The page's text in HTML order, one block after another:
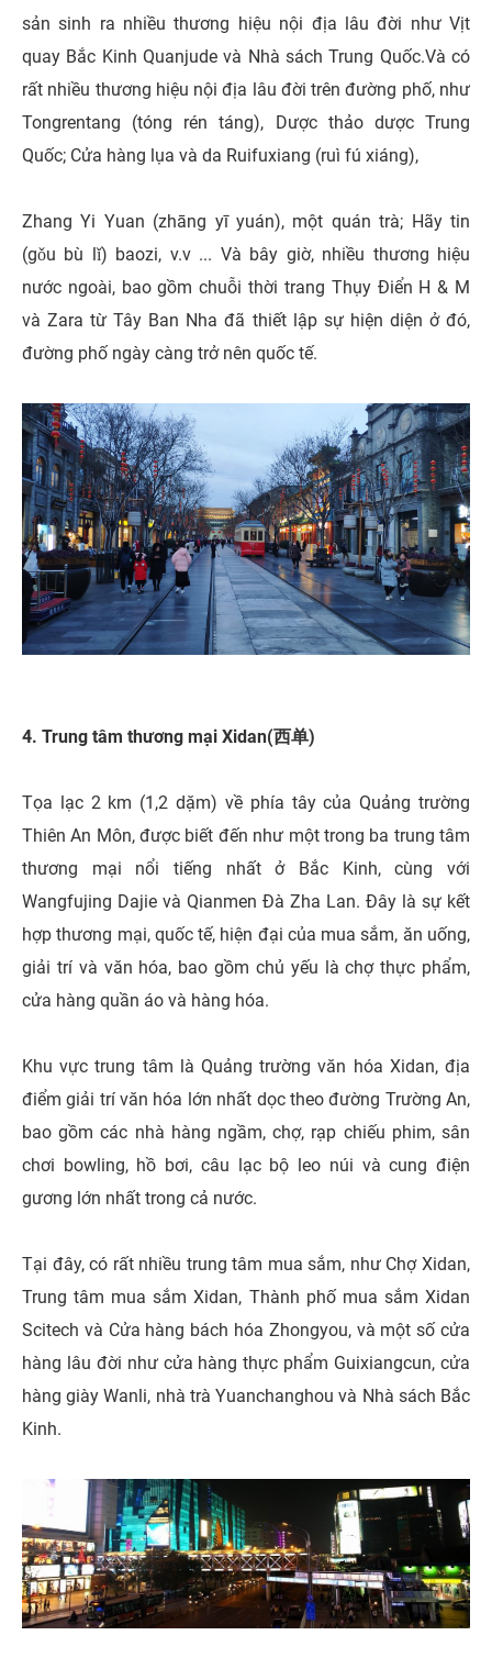
sản sinh ra nhiều thương hiệu nội địa lâu đời như Vịt
quay Bắc Kinh Quanjude và Nhà sách Trung Quốc.Và có
rất nhiều thương hiệu nội địa lâu đời trên đường phố, như
Tongrentang (tóng rén táng), Dược thảo dược Trung
Quốc; Cửa hàng lụa và da Ruifuxiang (ruì fú xiáng),
Zhang Yi Yuan (zhāng yī yuán), một quán trà; Hãy tin
(gǒu bù lǐ) baozi, v.v ... Và bây giờ, nhiều thương hiệu
nước ngoài, bao gồm chuỗi thời trang Thụy Điển H & M
và Zara từ Tây Ban Nha đã thiết lập sự hiện diện ở đó,
đường phố ngày càng trở nên quốc tế.
4. Trung tâm thương mại Xidan(西单)
Tọa lạc 2 km (1,2 dặm) về phía tây của Quảng trường
Thiên An Môn, được biết đến như một trong ba trung tâm
thương mại nổi tiếng nhất ở Bắc Kinh, cùng với
Wangfujing Dajie và Qianmen Đà Zha Lan. Đây là sự kết
hợp thương mại, quốc tế, hiện đại của mua sắm, ăn uống,
giải trí và văn hóa, bao gồm chủ yếu là chợ thực phẩm,
cửa hàng quần áo và hàng hóa.
Khu vực trung tâm là Quảng trường văn hóa Xidan, địa
điểm giải trí văn hóa lớn nhất dọc theo đường Trường An,
bao gồm các nhà hàng ngầm, chợ, rạp chiếu phim, sân
chơi bowling, hồ bơi, câu lạc bộ leo núi và cung điện
gương lớn nhất trong cả nước.
Tại đây, có rất nhiều trung tâm mua sắm, như Chợ Xidan,
Trung tâm mua sắm Xidan, Thành phố mua sắm Xidan
Scitech và Cửa hàng bách hóa Zhongyou, và một số cửa
hàng lâu đời như cửa hàng thực phẩm Guixiangcun, cửa
hàng giày Wanli, nhà trà Yuanchanghou và Nhà sách Bắc
Kinh.